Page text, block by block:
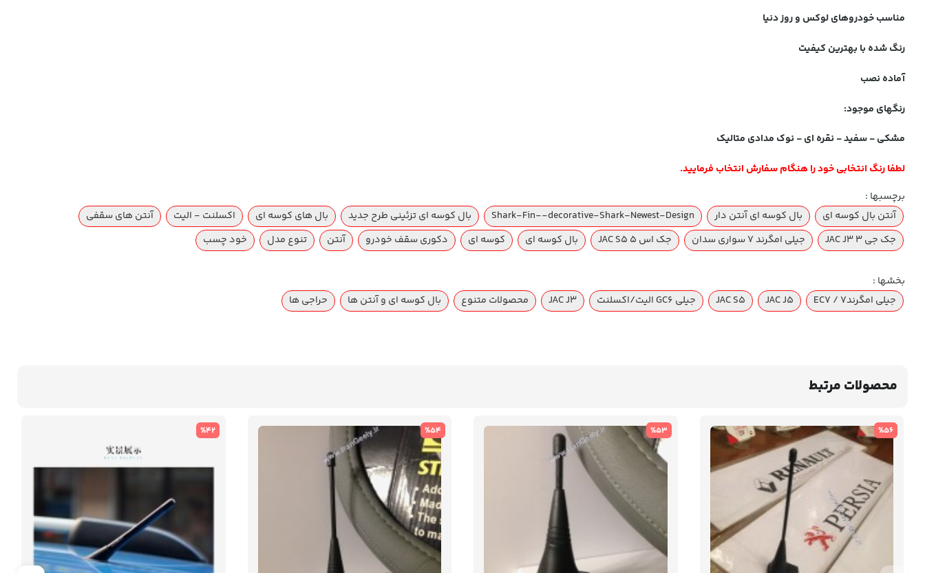
مناسب خودروهای لوکس و روز دنیا
رنگ شده با بهترین کیفیت
آماده نصب
رنگهای موجود:
مشکی - سفید - نقره ای - نوک مدادی متالیک
لطفا رنگ انتخابی خود را هنگام سفارش انتخاب فرمایید.
برچسبها :
آنتن بال کوسه ای
بال کوسه ای آنتن دار Shark-Fin--decorative-Shark-Newest-Design بال کوسه ای تزئینی طرح جدید بال های کوسه ای اکسلنت - الیت
آنتن های سقفی
جک جی 3 JAC J3
جیلی امگرند ۷ سواری سدان جک اس ۵ JAC S5 بال کوسه ای کوسه ای دکوری سقف خودرو آنتن تنوع مدل خود چسب
بخشها :
جیلی امگرند۷ / EC7
JAC J5
JAC S5 جیلی GC6 الیت/اکسلنت JAC J3 محصولات متنوع بال کوسه ای و آنتن ها حراجی ها
محصولات مرتبط
%56
%53
%54
%42